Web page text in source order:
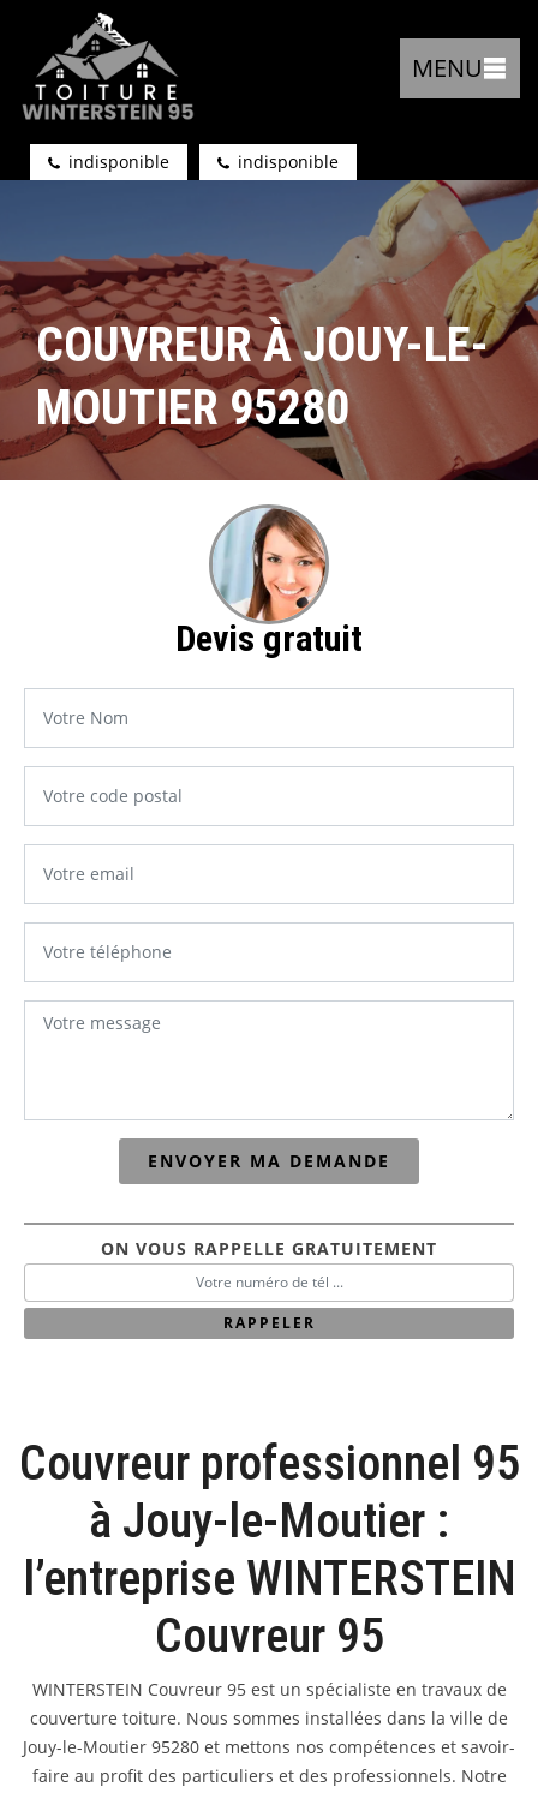
MENU
indisponible indisponible
COUVREUR À JOUY-LE-
MOUTIER 95280
Devis gratuit
ON VOUS RAPPELLE GRATUITEMENT
Couvreur professionnel 95
à Jouy-le-Moutier :
l’entreprise WINTERSTEIN
Couvreur 95
WINTERSTEIN Couvreur 95 est un spécialiste en travaux de
couverture toiture. Nous sommes installées dans la ville de
Jouy-le-Moutier 95280 et mettons nos compétences et savoir-
faire au profit des particuliers et des professionnels. Notre